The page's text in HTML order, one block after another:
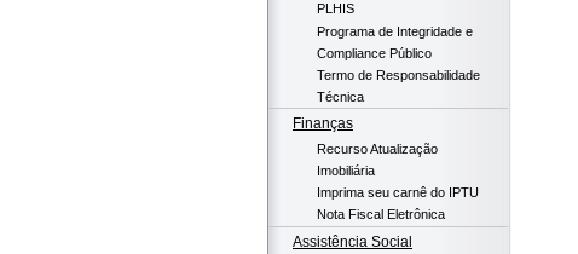
PLHIS
Programa de Integridade e
Compliance Público
Termo de Responsabilidade
Técnica
Finanças
Recurso Atualização
Imobiliária
Imprima seu carnê do IPTU
Nota Fiscal Eletrônica
Assistência Social